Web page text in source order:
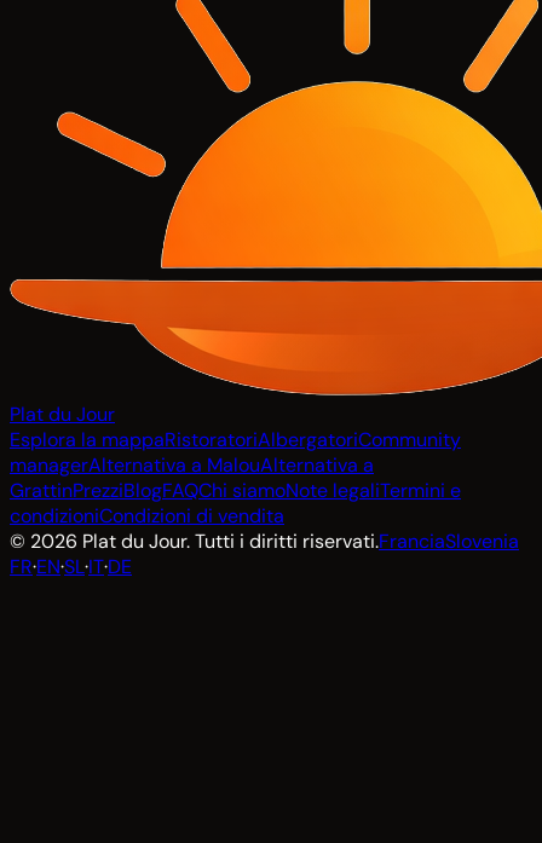
Plat du Jour
Esplora la mappaRistoratoriAlbergatoriCommunity
managerAlternativa a MalouAlternativa a
GrattinPrezziBlogFAQChi siamoNote legaliTermini e
condizioniCondizioni di vendita
© 2026 Plat du Jour. Tutti i diritti riservati.FranciaSlovenia
FR·EN·SL·IT·DE